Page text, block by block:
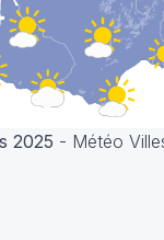
2025 - Météo